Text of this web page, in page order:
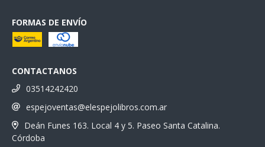
FORMAS DE ENVÍO
CONTACTANOS
03514242420
espejoventas@elespejolibros.com.ar
Deán Funes 163. Local 4 y 5. Paseo Santa Catalina.
Córdoba